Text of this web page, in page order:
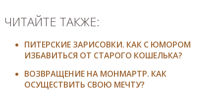
ЧИТАЙТЕ ТАКЖЕ:
ПИТЕРСКИЕ ЗАРИСОВКИ. КАК С ЮМОРОМ
ИЗБАВИТЬСЯ ОТ СТАРОГО КОШЕЛЬКА?
ВОЗВРАЩЕНИЕ НА МОНМАРТР. КАК
ОСУЩЕСТВИТЬ СВОЮ МЕЧТУ?